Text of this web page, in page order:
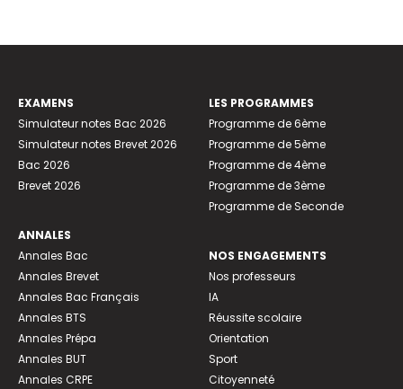
EXAMENS
Simulateur notes Bac 2026
Simulateur notes Brevet 2026
Bac 2026
Brevet 2026
ANNALES
Annales Bac
Annales Brevet
Annales Bac Français
Annales BTS
Annales Prépa
Annales BUT
Annales CRPE
LES PROGRAMMES
Programme de 6ème
Programme de 5ème
Programme de 4ème
Programme de 3ème
Programme de Seconde
NOS ENGAGEMENTS
Nos professeurs
IA
Réussite scolaire
Orientation
Sport
Citoyenneté